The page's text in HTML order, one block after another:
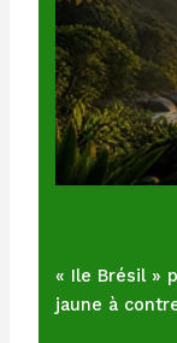
« Ile Brésil »
jaune à